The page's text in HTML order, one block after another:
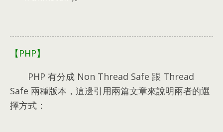
【PHP】
PHP 有分成 Non Thread Safe 跟 Thread
Safe 兩種版本 ， 這邊引用兩篇文章來說明兩者的選
擇方式 ：